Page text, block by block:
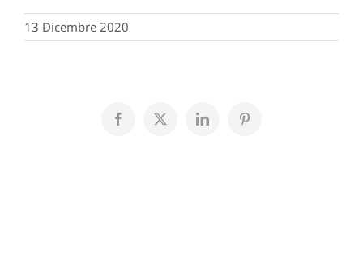
13 Dicembre 2020
Facebook
X LinkedInPinterest